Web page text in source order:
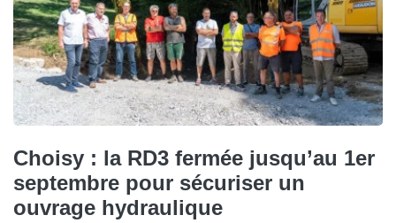
Choisy : la RD3 fermée jusqu’au 1er
septembre pour sécuriser un
ouvrage hydraulique